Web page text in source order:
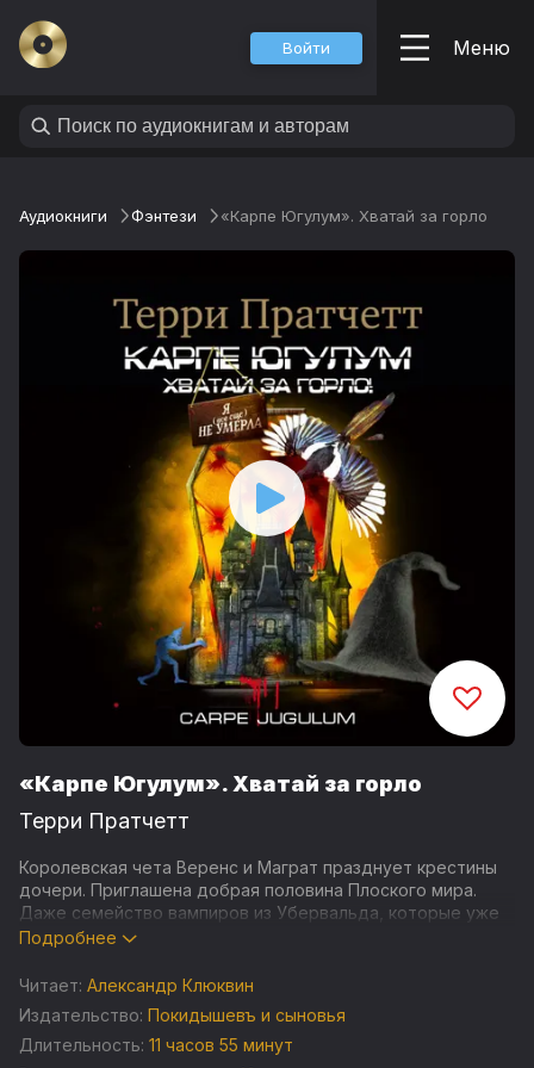
Войти Меню
Аудиокниги Фэнтези «Карпе Югулум». Хватай за горло
«Карпе Югулум». Хватай за горло
Терри Пратчетт
Королевская чета Веренс и Маграт празднует крестины
дочери. Приглашена добрая половина Плоского мира.
Даже семейство вампиров из Убервальда, которые уже
давно вынашивают планы по завоеванию Ланкра. Не
воплощению своей мечты. Кажется, что остановить
веками чеснок, святая вода и осиновые колья, не
причиняют им никакого вреда. Нянюшка Ягг и Агнесса
Подробнее
Читает: Александр Клюквин
Издательство: Покидышевъ и сыновья
Длительность: 11 часов 55 минут